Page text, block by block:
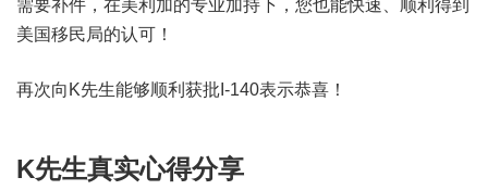
需要补件，在美利加的专业加持下，您也能快速、顺利得到
美国移民局的认可！
再次向K先生能够顺利获批I-140表示恭喜！
K先生真实心得分享